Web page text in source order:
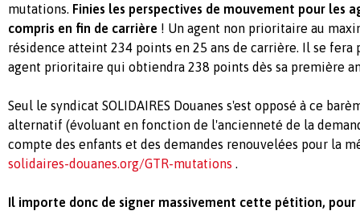
mutations. Finies les perspectives de mouvement pour les
compris en fin de carrière ! Un agent non prioritaire au
résidence atteint 234 points en 25 ans de carrière. Il se fera
agent prioritaire qui obtiendra 238 points dès sa première
Seul le syndicat SOLIDAIRES Douanes s'est opposé à ce
alternatif (évoluant en fonction de l'ancienneté de la
compte des enfants et des demandes renouvelées pour la
solidaires-douanes.org/GTR-mutations .
Il importe donc de signer massivement cette pétition,